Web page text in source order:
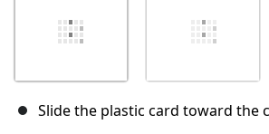
Slide the plastic card toward the